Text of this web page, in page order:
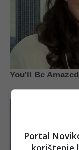
Portal
korištenje